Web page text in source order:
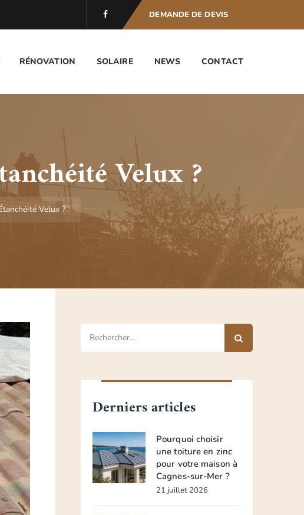
DEMANDE DE DEVIS
RÉNOVATION SOLAIRE NEWS CONTACT
Velux ?
Velux ?
Derniers articles
Pourquoi choisir
une toiture en zinc
pour votre maison à
Cagnes-sur-Mer ?
21 juillet 2026